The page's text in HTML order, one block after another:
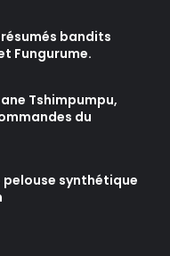
bandits
Fungurume.
Tshimpumpu,
du
pelouse synthétique